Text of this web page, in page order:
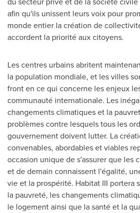
afin qu'ils unissent leurs voix pour
monde entier la création de
accordent la priorité aux citoyens.
Les centres urbains abritent
la population mondiale, et les villes
front en ce qui concerne les enjeux
communauté internationale. Les
changements climatiques et la
problèmes contre lesquels tous les
gouvernement doivent lutter. La
convenables, abordables et viables
occasion unique de s'assurer que les
et de demain connaissent l'égalité,
vie et la prospérité. Habitat III portera
la pauvreté, les changements
le logement ainsi que la santé et la